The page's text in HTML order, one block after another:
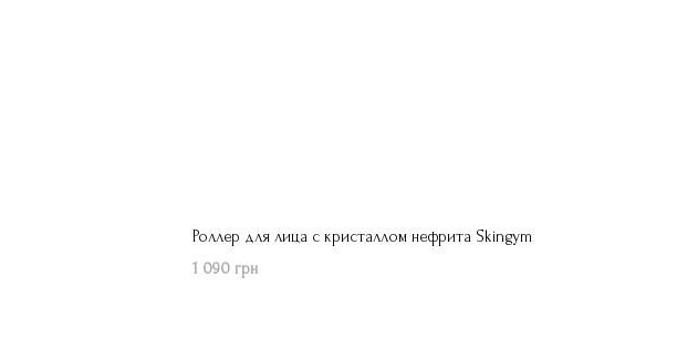
Роллер для лица с кристаллом нефрита Skingym
1 090 грн